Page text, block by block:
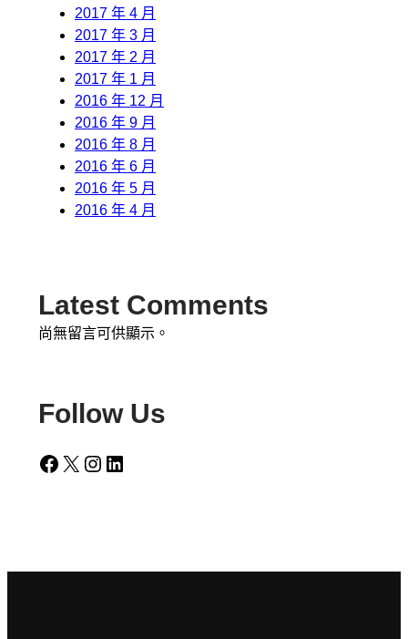
2017 年 4 月
2017 年 3 月
2017 年 2 月
2017 年 1 月
2016 年 12 月
2016 年 9 月
2016 年 8 月
2016 年 6 月
2016 年 5 月
2016 年 4 月
Latest Comments
尚無留言可供顯示。
Follow Us
Facebook X Instagram LinkedIn